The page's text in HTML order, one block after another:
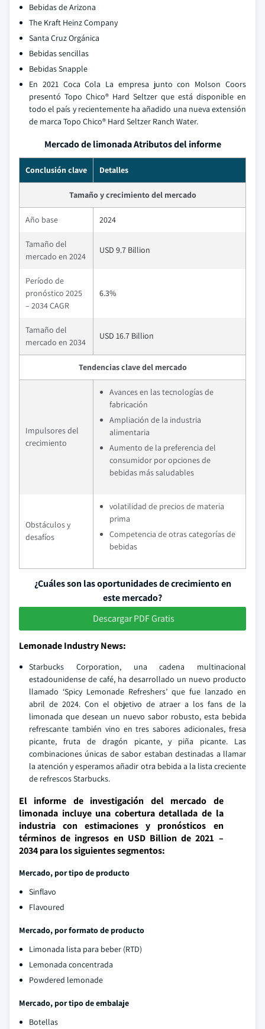
Bebidas de Arizona
The Kraft Heinz Company
Santa Cruz Orgánica
Bebidas sencillas
Bebidas Snapple
En 2021 Coca Cola La empresa junto con Molson Coors
presentó Topo Chico® Hard Seltzer que está disponible en
todo el país y recientemente ha añadido una nueva extensión
de marca Topo Chico® Hard Seltzer Ranch Water.
Mercado de limonada Atributos del informe
Conclusión clave Detalles
Tamaño y crecimiento del mercado
Año base 2024
Tamaño del
mercado en 2024
USD 9.7 Billion
Período de
pronóstico 2025
– 2034 CAGR
6.3%
Tamaño del
mercado en 2034
USD 16.7 Billion
Tendencias clave del mercado
Impulsores del
crecimiento
Avances en las tecnologías de
fabricación
Ampliación de la industria
alimentaria
Aumento de la preferencia del
consumidor por opciones de
bebidas más saludables
Obstáculos y
desafíos
volatilidad de precios de materia
prima
Competencia de otras categorías de
bebidas
¿Cuáles son las oportunidades de crecimiento en
este mercado?
Descargar PDF Gratis
Lemonade Industry News:
Starbucks Corporation, una cadena multinacional
estadounidense de café, ha desarrollado un nuevo producto
llamado ‘Spicy Lemonade Refreshers’ que fue lanzado en
abril de 2024. Con el objetivo de atraer a los fans de la
limonada que desean un nuevo sabor robusto, esta bebida
refrescante también vino en tres sabores adicionales, fresa
picante, fruta de dragón picante, y piña picante. Las
combinaciones únicas de sabor estaban destinadas a llamar
la atención y esperamos añadir otra bebida a la lista creciente
de refrescos Starbucks.
El informe de investigación del mercado de
limonada incluye una cobertura detallada de la
industria con estimaciones y pronósticos en
términos de ingresos en USD Billion de 2021 –
2034 para los siguientes segmentos:
Mercado, por tipo de producto
Sinflavo
Flavoured
Mercado, por formato de producto
Limonada lista para beber (RTD)
Lemonada concentrada
Powdered lemonade
Mercado, por tipo de embalaje
Botellas